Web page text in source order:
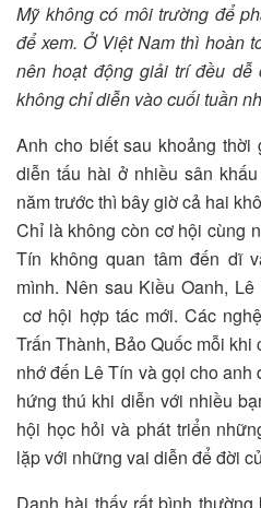
Mỹ không có môi trường để
để xem. Ở Việt Nam thì hoàn
nên hoạt động giải trí đều
không chỉ diễn vào cuối tuần
Anh cho biết sau khoảng thời
diễn tấu hài ở nhiều sân
năm trước thì bây giờ cả hai
Chỉ là không còn cơ hội cùng
Tín không quan tâm đến dĩ
mình. Nên sau Kiều Oanh,
cơ hội hợp tác mới. Các
Trấn Thành, Bảo Quốc mỗi
nhớ đến Lê Tín và gọi cho anh
hứng thú khi diễn với nhiều
hội học hỏi và phát triển
lặp với những vai diễn để đời